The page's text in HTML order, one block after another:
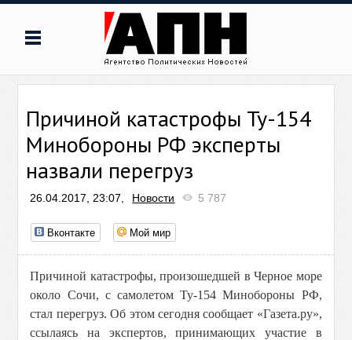
Причиной катастрофы Ту-154
Минобороны РФ эксперты
назвали перегруз
26.04.2017, 23:07, Новости 5 787
Вконтакте Мой мир
Причиной катастрофы, произошедшей в Черное море
около Сочи, с самолетом Ту-154 Минобороны РФ,
стал перегруз. Об этом сегодня сообщает «Газета.ру»,
ссылаясь на экспертов, принимающих участие в